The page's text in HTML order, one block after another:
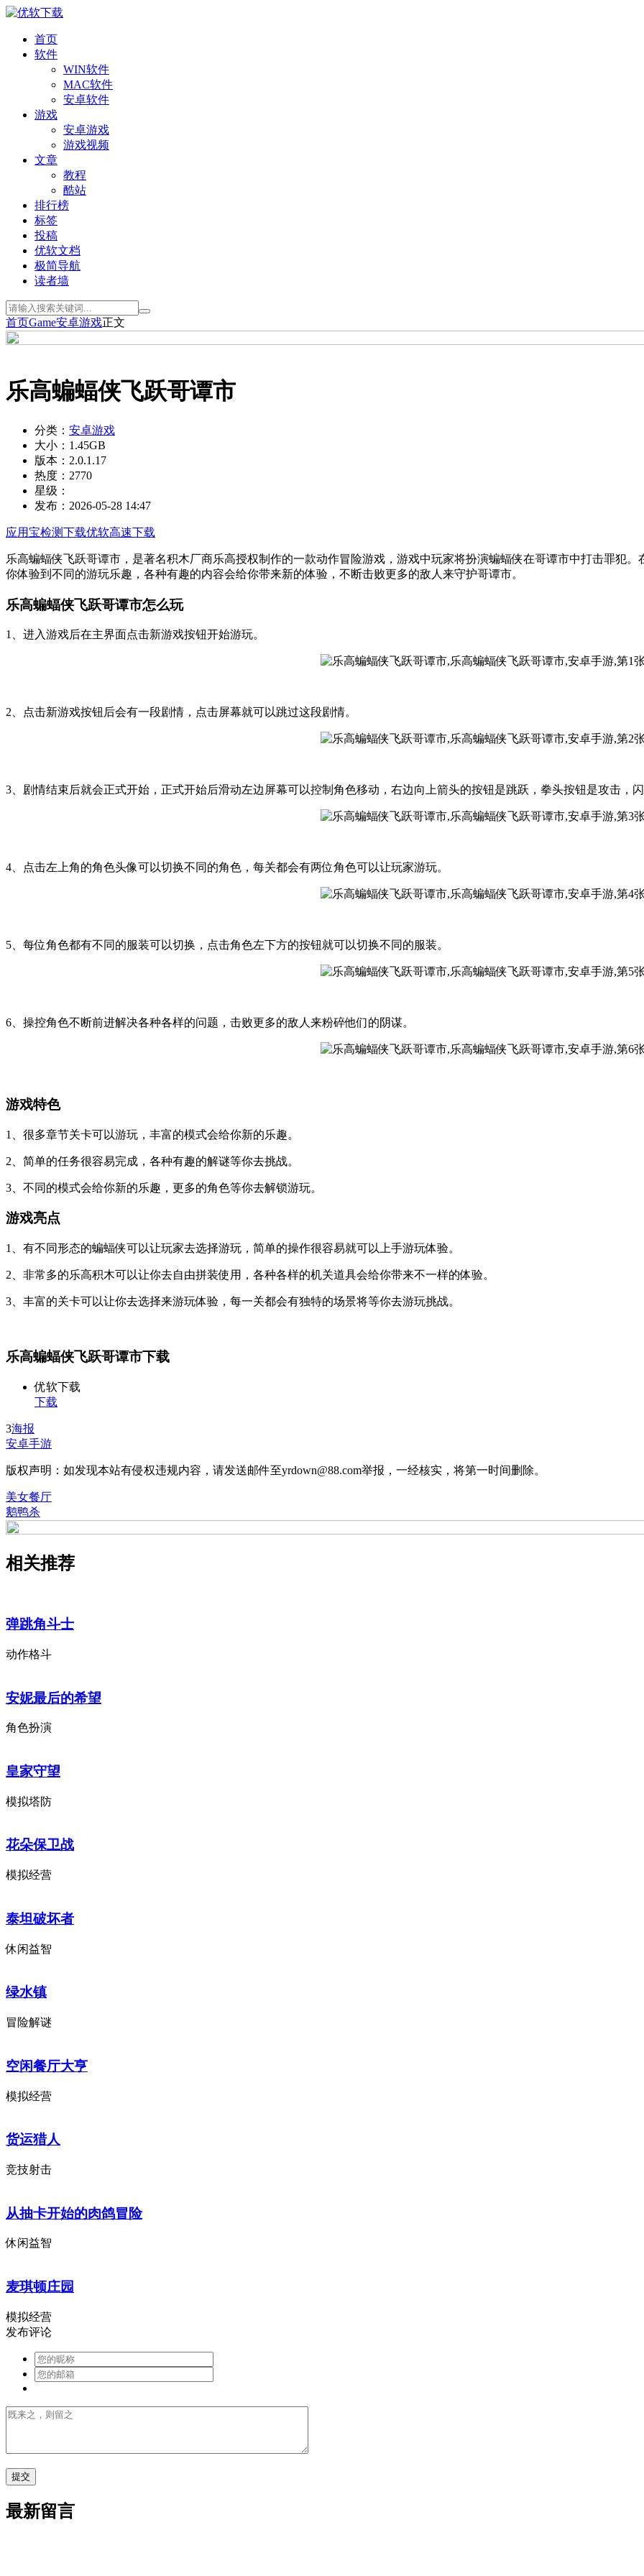
首页
软件
WIN软件
MAC软件
安卓软件
游戏
安卓游戏
游戏视频
文章
教程
酷站
排行榜
标签
投稿
优软文档
极简导航
读者墙
首页Game安卓游戏正文
乐高蝙蝠侠飞跃哥谭市
分类： 安卓游戏
大小： 1.45GB
版本： 2.0.1.17
热度： 2770
星级：
发布： 2026-05-28 14:47
应用宝检测下载优软高速下载
乐高蝙蝠侠飞跃哥谭市，是著名积木厂商乐高授权制作的一款动作冒险游戏，游戏中玩家将扮演蝙蝠侠在哥谭市中打击罪犯
你体验到不同的游玩乐趣，各种有趣的内容会给你带来新的体验，不断击败更多的敌人来守护哥谭市。
乐高蝙蝠侠飞跃哥谭市怎么玩
1、进入游戏后在主界面点击新游戏按钮开始游玩。
2、点击新游戏按钮后会有一段剧情，点击屏幕就可以跳过这段剧情。
3、剧情结束后就会正式开始，正式开始后滑动左边屏幕可以控制角色移动，右边向上箭头的按钮是跳跃，拳头按钮是攻击，闪
4、点击左上角的角色头像可以切换不同的角色，每关都会有两位角色可以让玩家游玩。
5、每位角色都有不同的服装可以切换，点击角色左下方的按钮就可以切换不同的服装。
6、操控角色不断前进解决各种各样的问题，击败更多的敌人来粉碎他们的阴谋。
游戏特色
1、很多章节关卡可以游玩，丰富的模式会给你新的乐趣。
2、简单的任务很容易完成，各种有趣的解谜等你去挑战。
3、不同的模式会给你新的乐趣，更多的角色等你去解锁游玩。
游戏亮点
1、有不同形态的蝙蝠侠可以让玩家去选择游玩，简单的操作很容易就可以上手游玩体验。
2、非常多的乐高积木可以让你去自由拼装使用，各种各样的机关道具会给你带来不一样的体验。
3、丰富的关卡可以让你去选择来游玩体验，每一关都会有独特的场景将等你去游玩挑战。
乐高蝙蝠侠飞跃哥谭市下载
优软下载
下载
3海报
安卓手游
版权声明：如发现本站有侵权违规内容，请发送邮件至yrdown@88.com举报，一经核实，将第一时间删除。
美女餐厅
鹅鸭杀
相关推荐
弹跳角斗士
动作格斗
安妮最后的希望
角色扮演
皇家守望
模拟塔防
花朵保卫战
模拟经营
泰坦破坏者
休闲益智
绿水镇
冒险解谜
空闲餐厅大亨
模拟经营
货运猎人
竞技射击
从抽卡开始的肉鸽冒险
休闲益智
麦琪顿庄园
模拟经营
发布评论
最新留言